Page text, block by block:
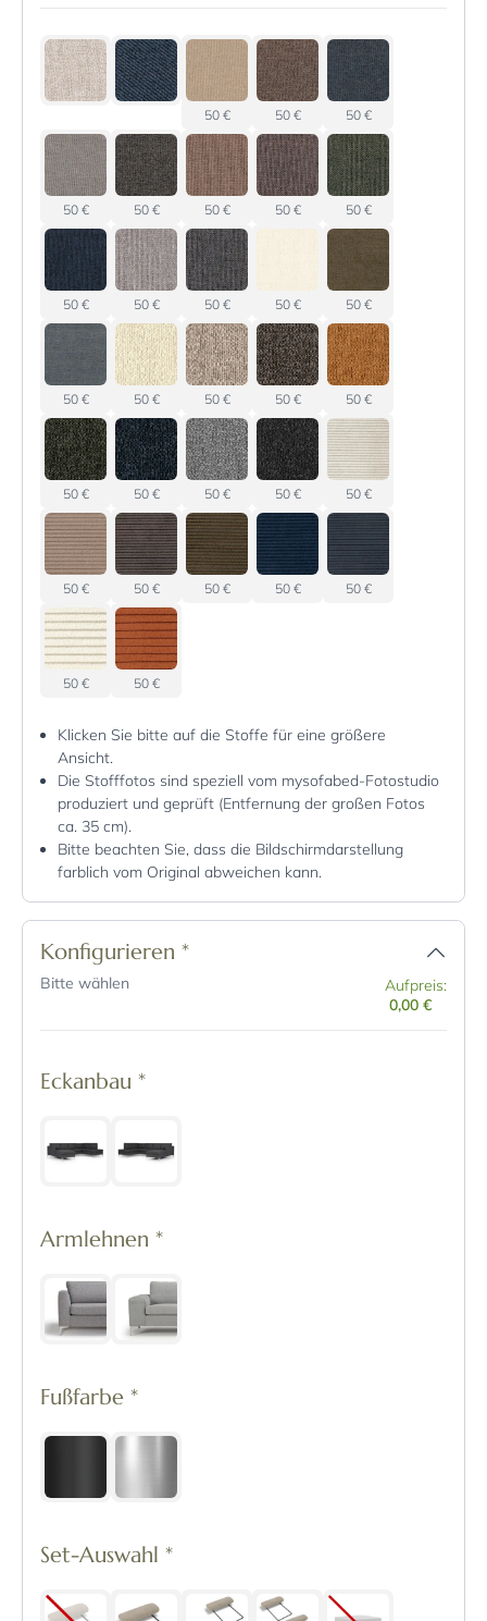
50 € 50 € 50 €
50 € 50 € 50 € 50 € 50 €
50 € 50 € 50 € 50 € 50 €
50 € 50 € 50 € 50 € 50 €
50 € 50 € 50 € 50 € 50 €
50 € 50 € 50 € 50 € 50 €
50 € 50 €
Klicken Sie bitte auf die Stoffe für eine größere
Ansicht.
Die Stofffotos sind speziell vom mysofabed-Fotostudio
produziert und geprüft (Entfernung der großen Fotos
ca. 35 cm).
Bitte beachten Sie, dass die Bildschirmdarstellung
farblich vom Original abweichen kann.
Konfigurieren *
Bitte wählen
Aufpreis:
0,00 €
Eckanbau *
Armlehnen *
Fußfarbe *
Set-Auswahl *